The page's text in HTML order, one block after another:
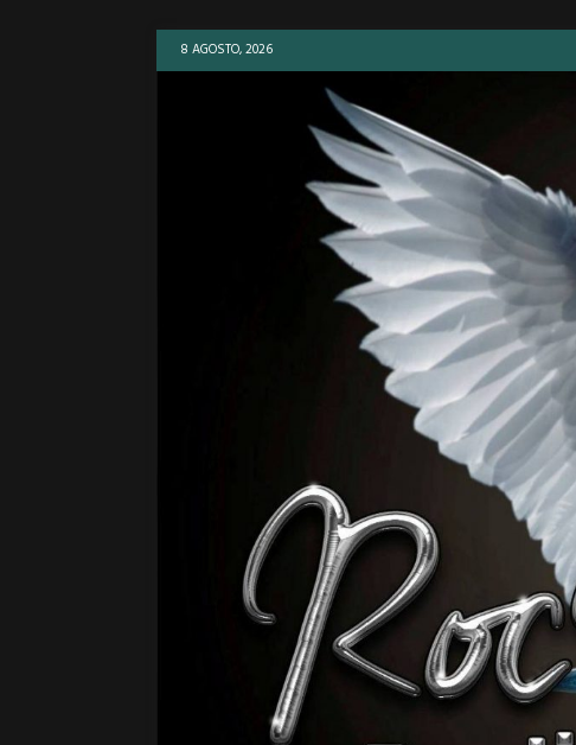
8 AGOSTO, 2026